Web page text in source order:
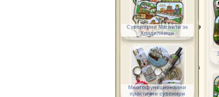
Сувенирни Магнити за
Хладилници
Многофункционални
практични сувенири